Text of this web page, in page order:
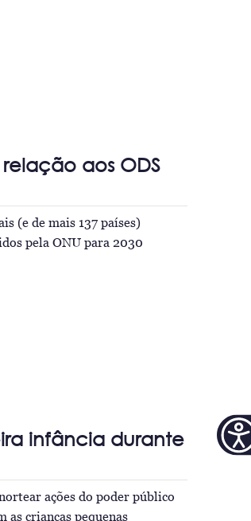
aos ODS
(e de mais 137 países)
pela ONU para 2030
infância durante
ações do poder público
as crianças pequenas